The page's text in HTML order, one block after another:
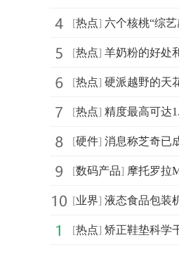
[热点] 六个核桃“综艺感”拉满 养
[热点] 羊奶粉的好处和功效你
[热点] 硬派越野的天花板水平
[热点] 精度最高可达1.6cm,斯农
[硬件] 消息称芝奇已成功将超高速
[数码产品] 摩托罗拉Moto X40
[业界] 液态食品包装机械龙头企
[热点] 矫正鞋垫科学